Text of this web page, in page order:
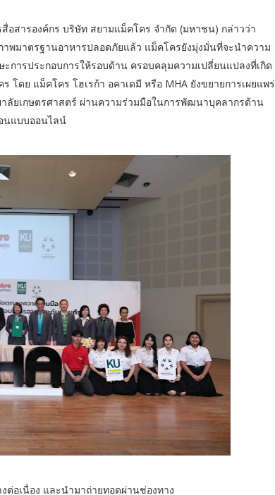
อสารองค์กร บริษัท สยามแม็คโคร จำกัด (มหาชน) กล่าวว่า
มาตรฐานอาหารปลอดภัยแล้ว แม็คโครยังมุ่งมั่นที่จะนำความ
ารประกอบการให้รอบด้าน ครอบคลุมความเปลี่ยนแปลงที่เกิด
ดย แม็คโคร โฮเรก้า อคาเดมี หรือ MHA ยังขยายการเผยแพร่
ยเกษตรศาสตร์ ผ่านความร่วมมือในการพัฒนาบุคลากรด้าน
นแบบออนไลน์
ต่อเนื่อง และนำมาถ่ายทอดผ่านช่องทาง